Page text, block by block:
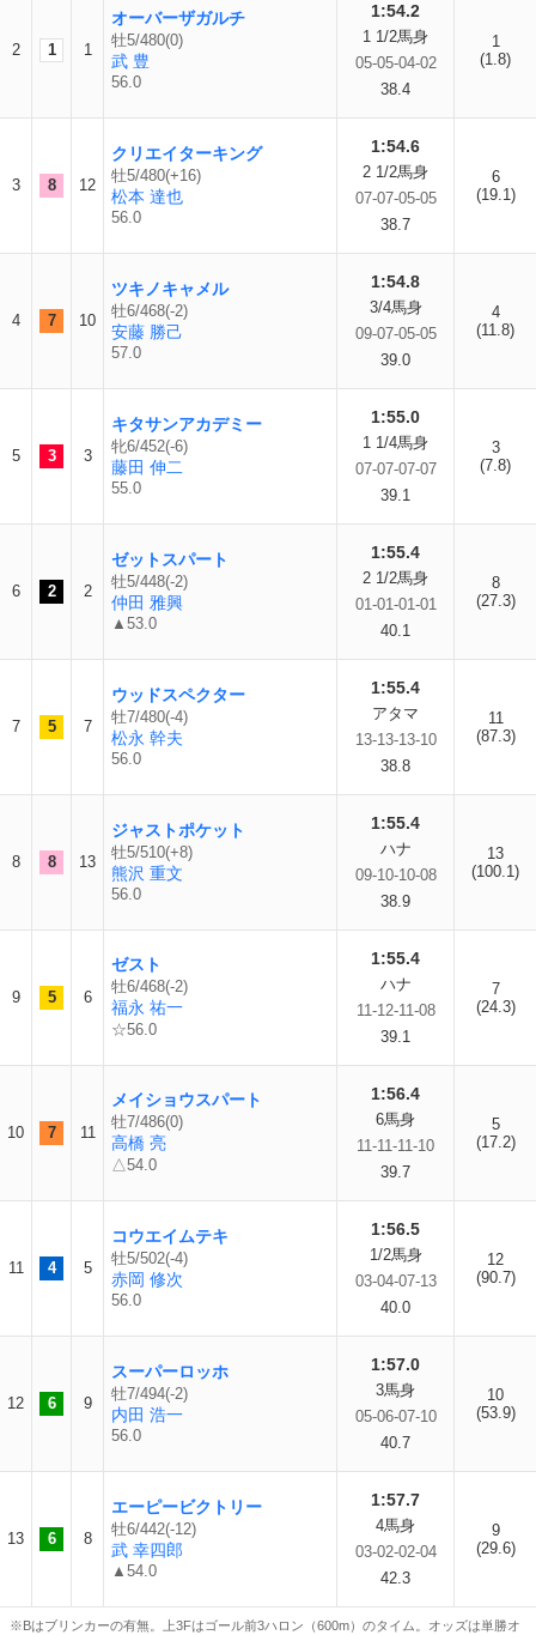
2 1 1
オーバーザガルチ
牡5/480(0)
武 豊
56.0
1:54.2
1 1/2馬身
05-05-04-02
38.4
1
(1.8)
3 8 12
クリエイターキング
牡5/480(+16)
松本 達也
56.0
1:54.6
2 1/2馬身
07-07-05-05
38.7
6
(19.1)
4 7 10
ツキノキャメル
牡6/468(-2)
安藤 勝己
57.0
1:54.8
3/4馬身
09-07-05-05
39.0
4
(11.8)
5 3 3
キタサンアカデミー
牝6/452(-6)
藤田 伸二
55.0
1:55.0
1 1/4馬身
07-07-07-07
39.1
3
(7.8)
6 2 2
ゼットスパート
牡5/448(-2)
仲田 雅興
▲53.0
1:55.4
2 1/2馬身
01-01-01-01
40.1
8
(27.3)
7 5 7
ウッドスペクター
牡7/480(-4)
松永 幹夫
56.0
1:55.4
アタマ
13-13-13-10
38.8
11
(87.3)
8 8 13
ジャストポケット
牡5/510(+8)
熊沢 重文
56.0
1:55.4
ハナ
09-10-10-08
38.9
13
(100.1)
9 5 6
ゼスト
牡6/468(-2)
福永 祐一
☆56.0
1:55.4
ハナ
11-12-11-08
39.1
7
(24.3)
10 7 11
メイショウスパート
牡7/486(0)
高橋 亮
△54.0
1:56.4
6馬身
11-11-11-10
39.7
5
(17.2)
11 4 5
コウエイムテキ
牡5/502(-4)
赤岡 修次
56.0
1:56.5
1/2馬身
03-04-07-13
40.0
12
(90.7)
12 6 9
スーパーロッホ
牡7/494(-2)
内田 浩一
56.0
1:57.0
3馬身
05-06-07-10
40.7
10
(53.9)
13 6 8
エーピービクトリー
牡6/442(-12)
武 幸四郎
▲54.0
1:57.7
4馬身
03-02-02-04
42.3
9
(29.6)
※Bはブリンカーの有無。上3Fはゴール前3ハロン（600m）のタイム。オッズは単勝オ